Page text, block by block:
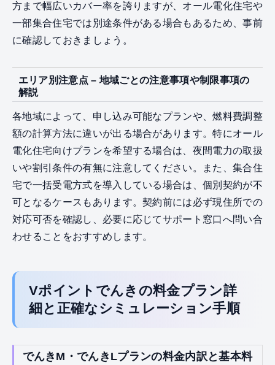
方まで幅広いカバー率を誇りますが、オール電化住宅や
一部集合住宅では別途条件がある場合もあるため、事前
に確認しておきましょう。
エリア別注意点 – 地域ごとの注意事項や制限事項の
解説
各地域によって、申し込み可能なプランや、燃料費調整
額の計算方法に違いが出る場合があります。特にオール
電化住宅向けプランを希望する場合は、夜間電力の取扱
いや割引条件の有無に注意してください。また、集合住
宅で一括受電方式を導入している場合は、個別契約が不
可となるケースもあります。契約前には必ず現住所での
対応可否を確認し、必要に応じてサポート窓口へ問い合
わせることをおすすめします。
Vポイントでんきの料金プラン詳
細と正確なシミュレーション手順
でんきM・でんきLプランの料金内訳と基本料